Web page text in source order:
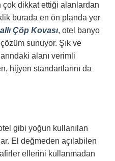
çok dikkat ettiği alanlardan
burada en ön planda yer
Çöp Kovası, otel banyo
sunuyor. Şık ve
alanı verimli
hijyen standartlarını da
gibi yoğun kullanılan
El değmeden açılabilen
ellerini kullanmadan